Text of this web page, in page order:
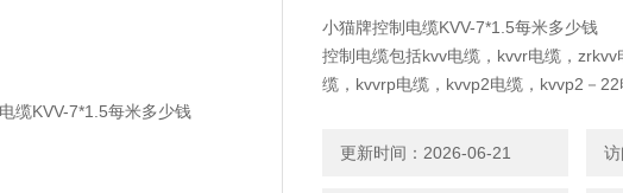
小猫牌控制电缆KVV-7*1.5每米多少钱
控制电缆包括kvv电缆，kvvr电缆，
缆，kvvrp电缆，kvvp2电缆，kvvp2－
更新时间：2026-06-21